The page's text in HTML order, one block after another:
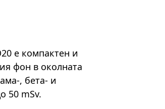
е компактен и
фон в околната
, бета- и
50 mSv.